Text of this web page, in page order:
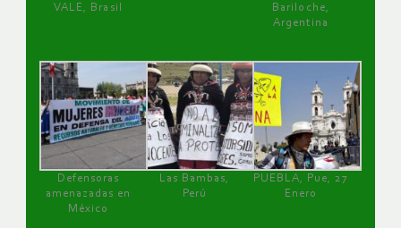
VALE, Brasil
Bariloche,
Argentina
Defensoras
amenazadas en
México
Las Bambas,
Perú
PUEBLA, Pue, 27
Enero